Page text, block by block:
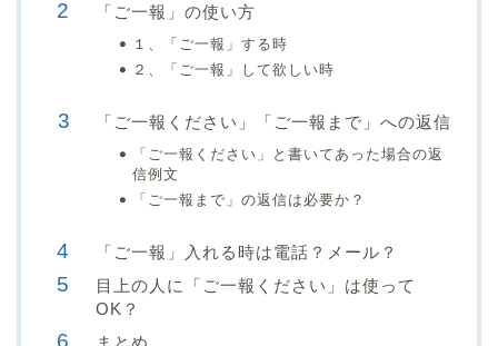
「ご一報」の使い方
１、「ご一報」する時
２、「ご一報」して欲しい時
「ご一報ください」「ご一報まで」への返信
「ご一報ください」と書いてあった場合の返
信例文
「ご一報まで」の返信は必要か？
「ご一報」入れる時は電話？メール？
目上の人に「ご一報ください」は使って
OK？
まとめ